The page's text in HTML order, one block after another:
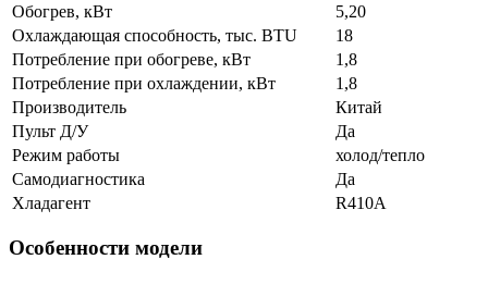
Обогрев, кВт
5,20
Охлаждающая способность, тыс. BTU
18
Потребление при обогреве, кВт
1,8
Потребление при охлаждении, кВт
1,8
Производитель
Китай
Пульт Д/У
Да
Режим работы
холод/тепло
Самодиагностика
Да
Хладагент
R410A
Особенности модели